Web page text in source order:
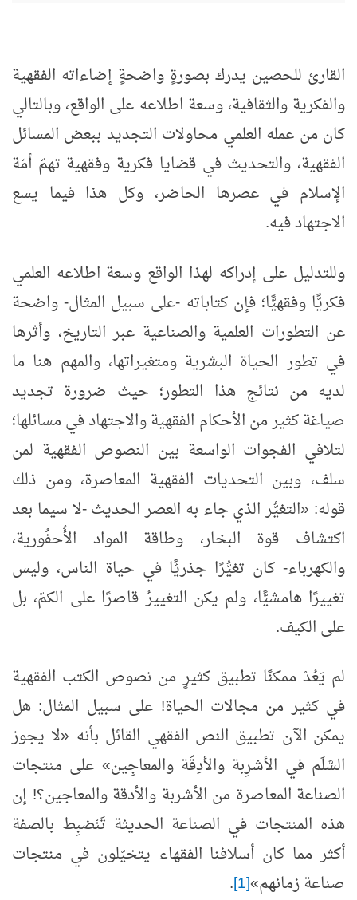
القارئ للحصين يدرك بصورةٍ واضحةٍ إضاءاته الفقهية
والفكرية والثقافية، وسعة اطلاعه على الواقع، وبالتالي
كان من عمله العلمي محاولات التجديد ببعض المسائل
الفقهية، والتحديث في قضايا فكرية وفقهية تهمّ أمّة
الإسلام في عصرها الحاضر، وكل هذا فيما يسع
الاجتهاد فيه.
وللتدليل على إدراكه لهذا الواقع وسعة اطلاعه العلمي
فكريًّا وفقهيًّا؛ فإن كتاباته -على سبيل المثال- واضحة
عن التطورات العلمية والصناعية عبر التاريخ، وأثرها
في تطور الحياة البشرية ومتغيراتها، والمهم هنا ما
لديه من نتائج هذا التطور؛ حيث ضرورة تجديد
صياغة كثير من الأحكام الفقهية والاجتهاد في مسائلها؛
لتلافي الفجوات الواسعة بين النصوص الفقهية لمن
سلف، وبين التحديات الفقهية المعاصرة، ومن ذلك
قوله: «التغيُّر الذي جاء به العصر الحديث -لا سيما بعد
اكتشاف قوة البخار، وطاقة المواد الأُحفُورية،
والكهرباء- كان تغيُّرًا جذريًّا في حياة الناس، وليس
تغييرًا هامشيًّا، ولم يكن التغييرُ قاصرًا على الكمّ، بل
على الكيف.
لم يَعُدْ ممكنًا تطبيق كثيرٍ من نصوص الكتب الفقهية
في كثير من مجالات الحياة! على سبيل المثال: هل
يمكن الآن تطبيق النص الفقهي القائل بأنه «لا يجوز
السَّلَم في الأشرِبة والأدِقّة والمعاجِين» على منتجات
الصناعة المعاصرة من الأشربة والأدقة والمعاجين؟! إن
هذه المنتجات في الصناعة الحديثة تَنْضبِط بالصفة
أكثر مما كان أسلافنا الفقهاء يتخيّلون في منتجات
صناعة زمانهم»[1]
.